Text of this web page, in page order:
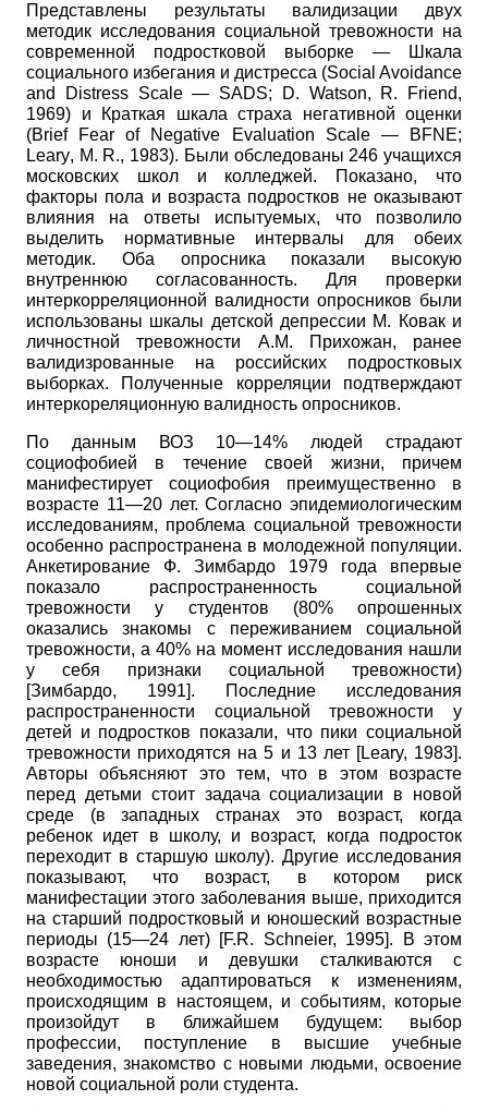
Представлены результаты валидизации двух
методик исследования социальной тревожности на
современной подростковой выборке — Шкала
социального избегания и дистресса (Social Avoidance
and
Distress Scale — SADS; D. Watson, R. Friend,
1969) и Краткая шкала страха негативной оценки
(Brief Fear of Negative Evaluation Scale — BFNE;
Leary, M. R., 1983). Были обследованы 246 учащихся
московских школ и колледжей. Показано, что
факторы пола и возраста подростков не оказывают
влияния на ответы испытуемых, что позволило
выделить нормативные интервалы для обеих
методик. Оба опросника показали высокую
внутреннюю согласованность. Для проверки
интеркорреляционной валидности опросников были
использованы шкалы детской депрессии М. Ковак и
личностной тревожности А.М. Прихожан, ранее
валидизрованные на российских подростковых
выборках. Полученные корреляции подтверждают
интеркореляционную валидность опросников.
По данным ВОЗ 10—14% людей страдают
социофобией в течение своей жизни, причем
манифестирует социофобия преимущественно в
возрасте 11—20 лет. Согласно эпидемиологическим
исследованиям, проблема социальной тревожности
особенно распространена в молодежной популяции.
Анкетирование Ф. Зимбардо 1979 года впервые
показало распространенность социальной
тревожности у студентов (80% опрошенных
оказались знакомы с переживанием социальной
тревожности, а 40% на момент исследования нашли
у себя признаки социальной тревожности)
[Зимбардо, 1991]. Последние исследования
распространенности социальной тревожности у
детей и подростков показали, что пики социальной
тревожности приходятся на 5 и 13 лет [Leary, 1983].
Авторы объясняют это тем, что в этом возрасте
перед детьми стоит задача социализации в новой
среде (в западных странах это возраст, когда
ребенок идет в школу, и возраст, когда подросток
переходит в старшую школу). Другие исследования
показывают, что возраст, в котором риск
манифестации этого заболевания выше, приходится
на старший подростковый и юношеский возрастные
периоды (15—24 лет) [F.R. Schneier, 1995]. В этом
возрасте юноши и девушки сталкиваются с
необходимостью адаптироваться к изменениям,
происходящим в настоящем, и событиям, которые
произойдут в ближайшем будущем: выбор
профессии, поступление в высшие учебные
заведения, знакомство с новыми людьми, освоение
новой социальной роли студента.